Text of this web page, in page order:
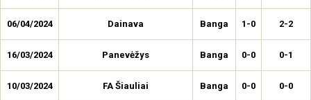
06/04/2024 Dainava Banga 1-0 2-2
16/03/2024 Panevėžys Banga 0-0 0-1
10/03/2024 FA Šiauliai Banga 0-0 0-0